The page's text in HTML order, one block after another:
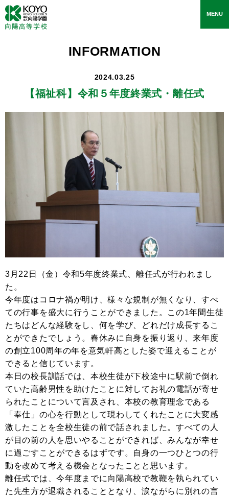
toggle
MENU
INFORMATION
2024.03.25
【福祉科】 令和５年度終業式・離任式
3月22日（金）令和5年度終業式、離任式が行われまし
た。
今年度はコロナ禍が明け、様々な規制が無くなり、すべ
ての行事を盛大に行うことができました。この1年間生徒
たちはどんな経験をし、何を学び、どれだけ成長するこ
とができたでしょう。春休みに自身を振り返り、来年度
の創立100周年の年を意気軒高とした姿で迎えることが
できると信じています。
本日の校長訓話では、本校生徒が下校途中に駅前で倒れ
ていた高齢男性を助けたことに対してお礼の電話が寄せ
られたことについて言及され、本校の教育理念である
「奉仕」の心を行動として現わしてくれたことに大変感
激したことを全校生徒の前で話されました。すべての人
が目の前の人を思いやることができれば、みんなが幸せ
に過ごすことができるはずです。自身の一つひとつの行
動を改めて考える機会となったことと思います。
離任式では、今年度までに向陽高校で教鞭を執られてい
た先生方が退職されることとなり、涙ながらに別れの言